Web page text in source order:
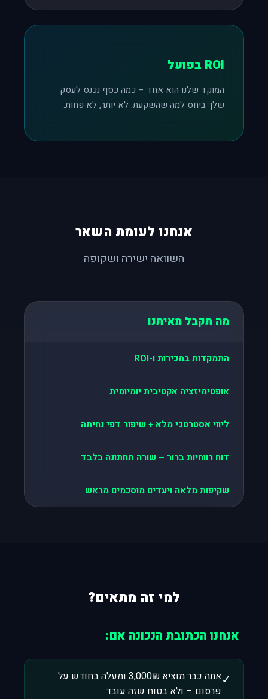
ROI בפועל
המוקד שלנו הוא אחד – כמה כסף נכנס לעסק
שלך ביחס למה שהשקעת. לא יותר, לא פחות.
אנחנו לעומת השאר
השוואה ישירה ושקופה
מה תקבל מאיתנו
התמקדות במכירות ו-ROI
אופטימיזציה אקטיבית יומיומית
ליווי אסטרטגי מלא + שיפור דפי נחיתה
דוח רווחיות ברור – שורה תחתונה בלבד
שקיפות מלאה ויעדים מוסכמים מראש
למי זה מתאים?
אנחנו הכתובת הנכונה אם:
✓
אתה כבר מוציא 3,000₪ ומעלה בחודש על
פרסום – ולא בטוח שזה עובד